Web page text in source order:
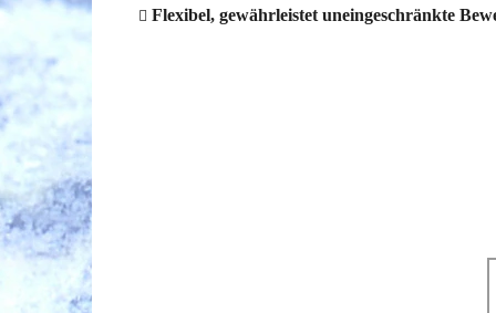
Flexibel, gewährleistet uneingeschränkte